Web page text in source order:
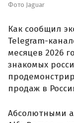
Фото Jaguar
Как сообщил
Telegram-
месяцев 2026
знакомых
продаж в
Абсолютными